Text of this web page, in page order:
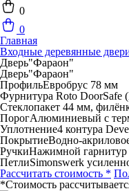
0
0
Главная
Входные деревянные
Дверь"Фараон"
Дверь"Фараон"
ПрофильЕвробрус 78 мм
Фурнитура Roto DoorSafe
Стеклопакет 44 мм,
ПорогАлюминиевый с
Уплотнение4 контура
ПокрытиеВодно-
РучкиНажимной гарнитур
ПетлиSimonswerk
Рассчитать стоимость *
*Стоимость